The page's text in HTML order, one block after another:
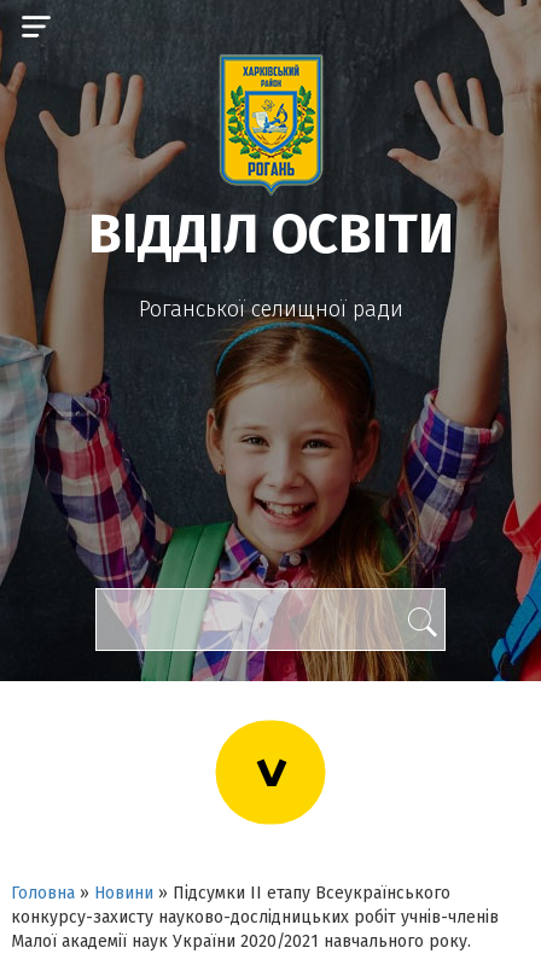
ВІДДІЛ ОСВІТИ
Роганської селищної ради
>
Головна» Новини » Підсумки ІІ етапу Всеукраїнського
конкурсу-захисту науково-дослідницьких робіт учнів-членів
Малої академії наук України 2020/2021 навчального року.